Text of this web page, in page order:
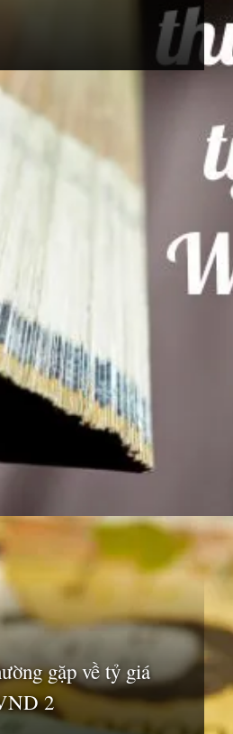
https://susach.edu.vn/1000-won-bang-bao-nhieu-tien-viet
gặp về tỷ giá
2